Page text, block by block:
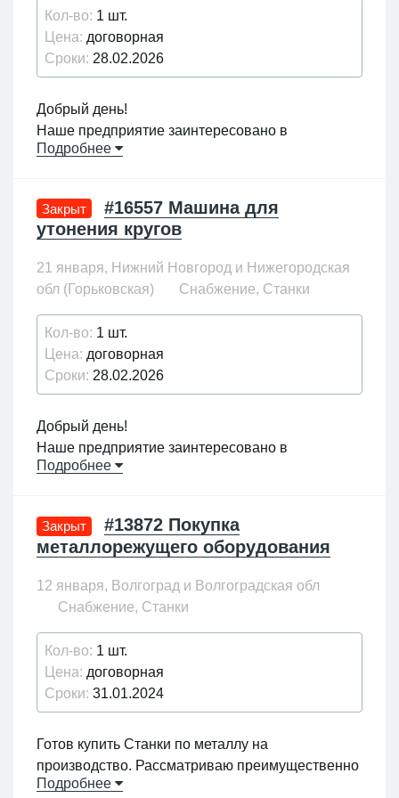
Кол-во: 1 шт.
Цена: договорная
Сроки: 28.02.2026
Добрый день!
Наше предприятие заинтересовано в
приобретении машины для утонения колец из
Размеры кругов 56х40, 75х40, 75х60
Подробнее
Закрыт
#16557 Машина для
утонения кругов
21 января, Нижний Новгород и Нижегородская
обл (Горьковская)
Снабжение, Станки
Кол-во: 1 шт.
Цена: договорная
Сроки: 28.02.2026
Добрый день!
Наше предприятие заинтересовано в
приобретении машины для утонения колец из
Размеры кругов 56х40, 75х40, 75х60
Подробнее
Закрыт
#13872 Покупка
металлорежущего оборудования
12 января, Волгоград и Волгоградская обл
Снабжение, Станки
Кол-во: 1 шт.
Цена: договорная
Сроки: 31.01.2024
Готов купить Станки по металлу на
производство. Рассматриваю преимущественно
в центральной России
Подробнее